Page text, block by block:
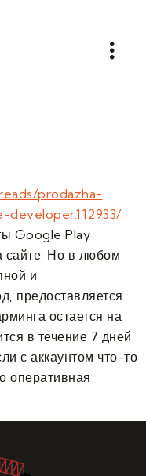
prodazha-
Google Play
сайте. Но в любом
и
предоставляется
остается на
в течение 7 дней
с аккаунтом что-то
оперативная